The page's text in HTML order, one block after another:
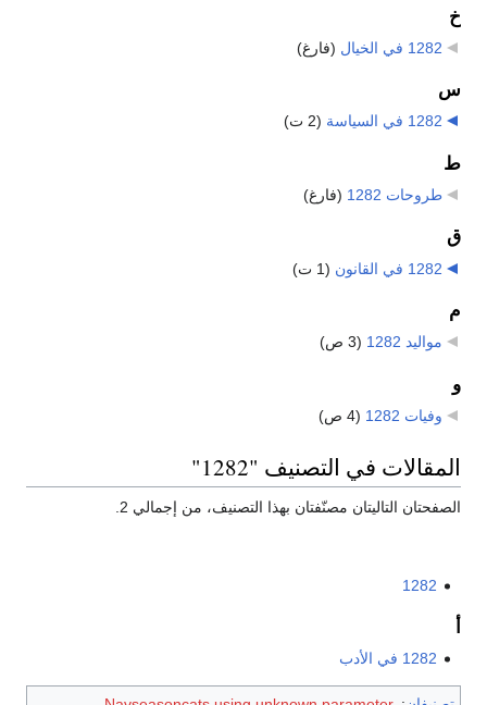
خ
1282 في الخيال (فارغ)
س
1282 في السياسة (2 ت)
ط
طروحات 1282 (فارغ)
ق
1282 في القانون (1 ت)
م
مواليد 1282 (3 ص)
و
وفيات 1282 (4 ص)
المقالات في التصنيف "1282"
الصفحتان التاليتان مصنّفتان بهذا التصنيف، من إجمالي 2.
1282
1282 في الأدب